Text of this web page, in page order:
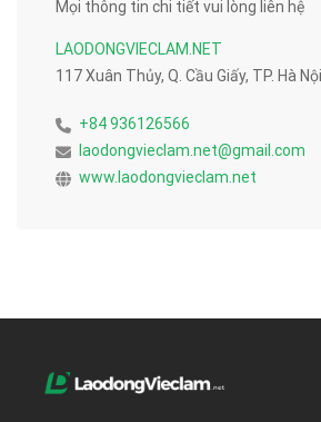
Mọi thông tin chi tiết vui lòng liên hệ
LAODONGVIECLAM.NET
117 Xuân Thủy, Q. Cầu Giấy, TP. Hà Nội
+84 936126566
laodongvieclam.net@gmail.com
www.laodongvieclam.net